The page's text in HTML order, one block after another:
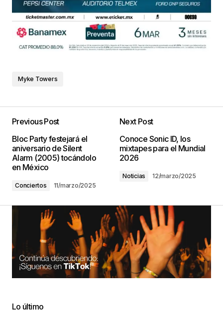
Myke Towers
Previous Post
Bloc Party festejará el
aniversario de Silent
Alarm (2005) tocándolo
en México
Conciertos 11/marzo/2025
Next Post
Conoce Sonic ID, los
mixtapes para el Mundial
2026
Noticias 12/marzo/2025
Lo último